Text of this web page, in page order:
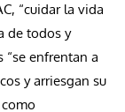
“cuidar la vida
de todos y
“se enfrentan a
y arriesgan su